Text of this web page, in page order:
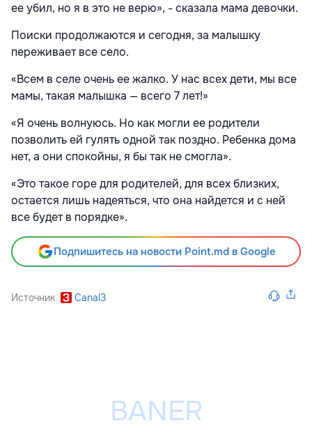
ее убил, но я в это не верю», - сказала мама девочки.
Поиски продолжаются и сегодня, за малышку
переживает все село.
«Всем в селе очень ее жалко. У нас всех дети, мы все
мамы, такая малышка — всего 7 лет!»
«Я очень волнуюсь. Но как могли ее родители
позволить ей гулять одной так поздно. Ребенка дома
нет, а они спокойны, я бы так не смогла».
«Это такое горе для родителей, для всех близких,
остается лишь надеяться, что она найдется и с ней
все будет в порядке».
Подпишитесь на новости Point.md в Google
Источник Canal3